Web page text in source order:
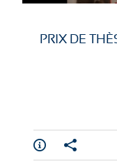
PRIX DE